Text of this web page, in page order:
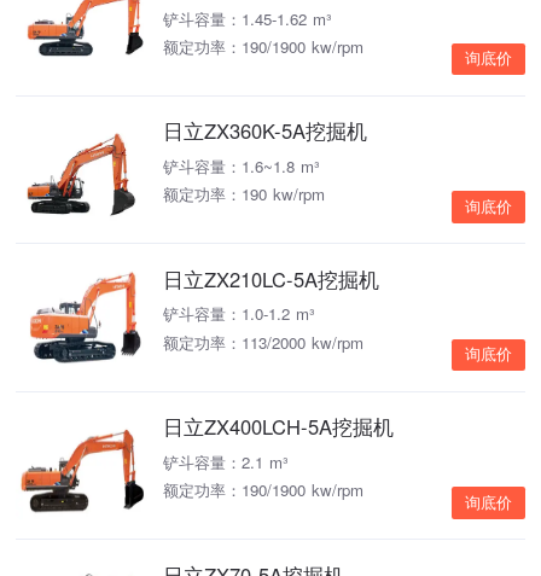
铲斗容量：1.45-1.62 m³
额定功率：190/1900 kw/rpm
询底价
日立ZX360K-5A挖掘机
铲斗容量：1.6~1.8 m³
额定功率：190 kw/rpm
询底价
日立ZX210LC-5A挖掘机
铲斗容量：1.0-1.2 m³
额定功率：113/2000 kw/rpm
询底价
日立ZX400LCH-5A挖掘机
铲斗容量：2.1 m³
额定功率：190/1900 kw/rpm
询底价